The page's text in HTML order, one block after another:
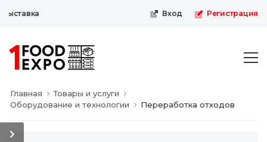
Вход Регистрация
Главная
Товары и услуги
Оборудование и технологии
Переработка отходов